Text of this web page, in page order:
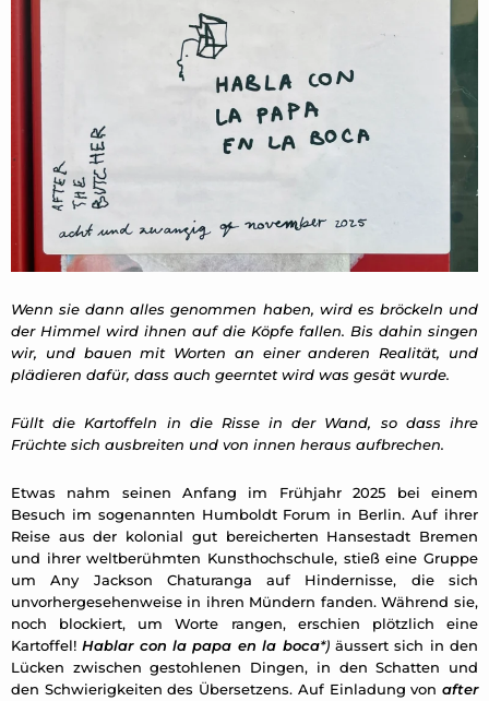
Wenn sie dann alles genommen haben, wird es bröckeln und
der Himmel wird ihnen auf die Köpfe fallen. Bis dahin singen
wir, und bauen mit Worten an einer anderen Realität, und
plädieren dafür, dass auch geerntet wird was gesät wurde.
Füllt die Kartoffeln in die Risse in der Wand, so dass ihre
Früchte sich ausbreiten und von innen heraus aufbrechen.
Etwas nahm seinen Anfang im Frühjahr 2025 bei einem
Besuch im sogenannten Humboldt Forum in Berlin. Auf ihrer
Reise aus der kolonial gut bereicherten Hansestadt Bremen
und ihrer weltberühmten Kunsthochschule, stieß eine Gruppe
um Any Jackson Chaturanga auf Hindernisse, die sich
unvorhergesehenweise in ihren Mündern fanden. Während sie,
noch blockiert, um Worte rangen, erschien plötzlich eine
Kartoffel!Hablar con la papa en la boca*) äussert sich in den
Lücken zwischen gestohlenen Dingen, in den Schatten und
den Schwierigkeiten des Übersetzens. Auf Einladung von after